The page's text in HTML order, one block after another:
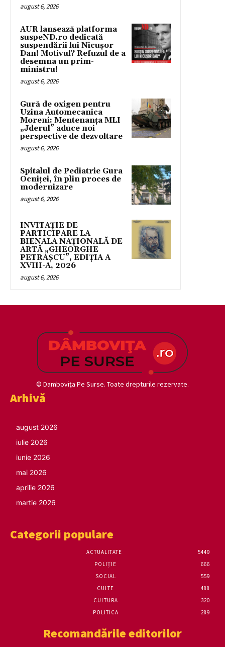
august 6, 2026
AUR lansează platforma
suspeND.ro dedicată
suspendării lui Nicușor
Dan! Motivul? Refuzul de a
desemna un prim-
ministru!
august 6, 2026
Gură de oxigen pentru
Uzina Automecanica
Moreni: Mentenanța MLI
„Jderul” aduce noi
perspective de dezvoltare
august 6, 2026
Spitalul de Pediatrie Gura
Ocniței, în plin proces de
modernizare
august 6, 2026
INVITAȚIE DE
PARTICIPARE LA
BIENALA NAȚIONALĂ DE
ARTĂ „GHEORGHE
PETRAȘCU”, EDIŢIA A
XVIII-A, 2026
august 6, 2026
© Damboviţa Pe Surse. Toate drepturile rezervate.
Arhivă
august 2026
iulie 2026
iunie 2026
mai 2026
aprilie 2026
martie 2026
Categorii populare
ACTUALITATE
5449
POLIȚIE
666
SOCIAL
559
CULTE
488
CULTURA
320
POLITICA
289
Recomandările editorilor